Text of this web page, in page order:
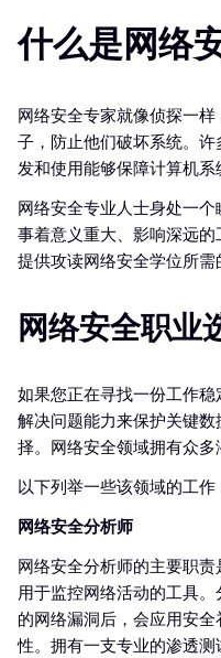
什么是网络
网络安全专家就像侦探一
子，防止他们破坏系统。
发和使用能够保障计算机系
网络安全专业人士身处一
事着意义重大、影响深远
提供攻读网络安全学位所需
网络安全职业
如果您正在寻找一份工作
解决问题能力来保护关键
择。网络安全领域拥有众多
以下列举一些该领域的工作
网络安全分析师
网络安全分析师的主要职
用于监控网络活动的工具
的网络漏洞后，会应用安
性。拥有一支专业的渗透